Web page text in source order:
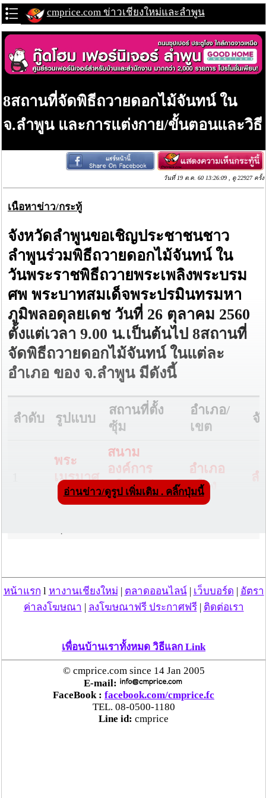
cmprice.com ข่าวเชียงใหม่และลำพูน
8สถานที่จัดพิธีถวายดอกไม้จันทน์ ใน
จ.ลำพูน และการแต่งกาย/ขั้นตอนและวิธี
วันที่ 19 ต.ค. 60 13:26:09 , ดู 22927 ครั้ง
เนื้อหาข่าว/กระทู้
จังหวัดลำพูนขอเชิญประชาชนชาว
ลำพูนร่วมพิธีถวายดอกไม้จันทน์ ใน
วันพระราชพิธีถวายพระเพลิงพระบรม
ศพ พระบาทสมเด็จพระปรมินทรมหา
ภูมิพลอดุลยเดช วันที่ 26 ตุลาคม 2560
ตั้งแต่เวลา 9.00 น.เป็นต้นไป 8สถานที่
จัดพิธีถวายดอกไม้จันทน์ ในแต่ละ
อำเภอ ของ จ.ลำพูน มีดังนี้
ลำดับ รูปแบบ
สถานที่ตั้ง
ซุ้ม
อำเภอ/
เขต
จั
พระ
เมรุมาศ
จำลอง
สนาม
องค์การ
บริหารส่วน
จังหวัดลำพูน
อำเภอ
เมือง
ล
จันทน์
ขนาด
เล็ก
ถวาย
ดอกไม้
จันทน์
ขนาด
วัดป่าสัก บ้านธิ
อ่านข่าว/ดูรูป เพิ่มเติม . คลิ๊กปุ่มนี้
หน้าแรก l หางานเชียงใหม่ ตลาดออนไลน์| เว็บบอร์ด
อัตรา
ค่าลงโฆษณา
ลงโฆษณาฟรี ประกาศฟรี| ติดต่อเรา
เพื่อนบ้านเราทั้งหมด วิธีแลก Link
© cmprice.com since 14 Jan 2005
E-mail:
FaceBook : facebook.com/cmprice.fc
TEL. 08-0500-1180
Line id: cmprice